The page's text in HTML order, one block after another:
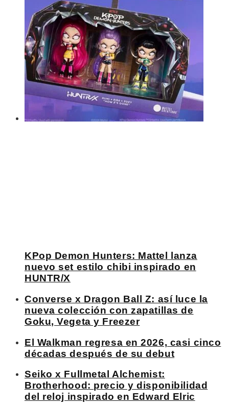
KPop Demon Hunters: Mattel lanza
nuevo set estilo chibi inspirado en
HUNTR/X
Converse x Dragon Ball Z: así luce la
nueva colección con zapatillas de
Goku, Vegeta y Freezer
El Walkman regresa en 2026, casi cinco
décadas después de su debut
Seiko x Fullmetal Alchemist:
Brotherhood: precio y disponibilidad
del reloj inspirado en Edward Elric